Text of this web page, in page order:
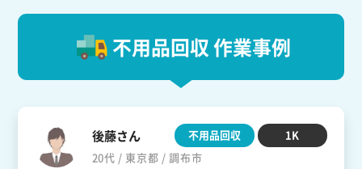
不用品回収 作業事例
後藤さん
20代 / 東京都 / 調布市
不用品回収 1K